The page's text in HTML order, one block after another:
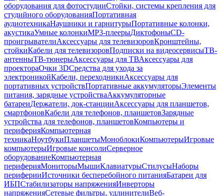
оборудования для фотостудииСтойки, системы крепления для
студийного оборудованияПортативная
аудиотехникаНаушники и гарнитурыПортативные колонки,
акустикаУмные колонкиMP3-плеерыДиктофоныCD-
проигрывателиАксессуары для телевизоровКронштейны,
стойкиКабели для телевизоровПодписки на видеосервисыТВ-
антенныТВ-тюнерыАксессуары для ТВАксессуары для
проектораОчки 3DСредства для ухода за
электроникойКабели, переходникиАксессуары для
портативных устройствПортативные аккумуляторыЭлементы
питания, зарядные устройстваАккумуляторные
батареиДержатели, док-станцииАксессуары для планшетов,
смартфоновКабели для телефонов, планшетовЗарядные
устройства для телефонов, планшетовКомпьютеры и
периферияКомпьютерная
техникаНоутбукиПланшетыМоноблокиКомпьютерыИгровые
компьютерыИгровые консолиСерверное
оборудованиеКомпьютерная
периферияМониторыМышиКлавиатурыСтилусыНаборы
периферииИсточники бесперебойного питанияБатареи для
ИБПСтабилизаторы напряженияИнверторы
напряженияСетевые фильтры, удлинителиВеб-